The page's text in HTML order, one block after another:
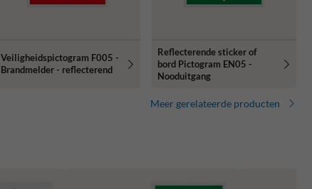
Veiligheidspictogram F005 -
Brandmelder - reflecterend
Reflecterende sticker of
bord Pictogram EN05 -
Nooduitgang
Meer gerelateerde producten